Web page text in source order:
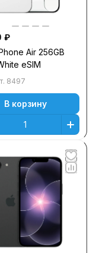
₽
Air 256GB
eSIM
8497
В корзину